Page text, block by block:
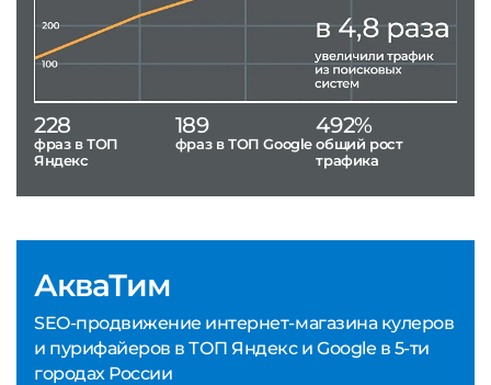
АкваТим
SEO-продвижение интернет-магазина кулеров
и пурифайеров в ТОП Яндекс и Google в 5-ти
городах России
228
фраз в ТОП
Яндекс
189
фраз в ТОП Google
492%
общий рост
трафика